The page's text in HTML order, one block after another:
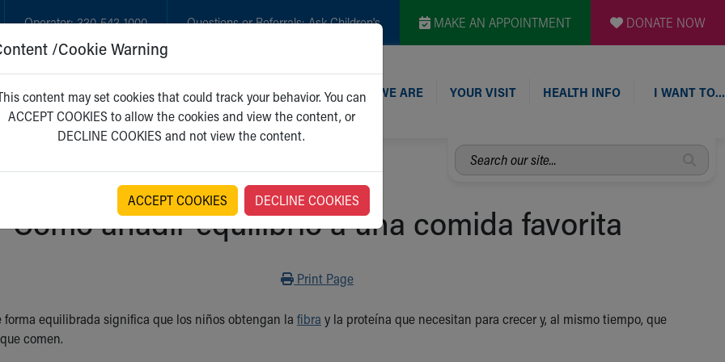
Operator:330-543-1000 Questions or Referrals:Ask Children's MAKE AN APPOINTMENT DONATE NOW
GET CARE NEW PARENTS WHO WE ARE YOUR VISIT HEALTH INFO I WANT TO…
Search
our
Cómo añadir equilibrio a una comida favorita
Print
Print Page
forma equilibrada significa que los niños obtengan la fibra y la proteína que necesitan para crecer y, al mismo tiempo, que
comen.
/Cookie Warning
content may set cookies that could track your behavior. You can
ACCEPT COOKIES to allow the cookies and view the content, or
DECLINE COOKIES and not view the content.
ACCEPT COOKIES DECLINE COOKIES